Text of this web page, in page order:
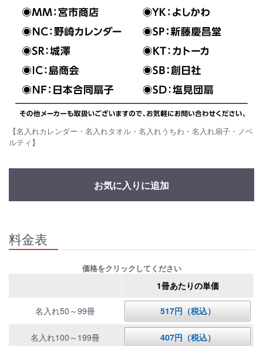
【名入れカレンダー・名入れタオル・名入れうちわ・名入れ扇子・ノベ
ルティ】
お気に入りに追加
料金表
価格をクリックしてください
1冊あたりの単価
名入れ50～99冊 517円（税込）
名入れ100～199冊 407円（税込）